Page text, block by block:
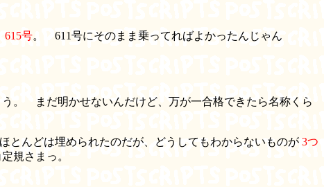
615号。 611号にそのまま乗ってればよかったんじゃん
。 まだ明かせないんだけど、万が一合格できたら名称くら
んどは埋められたのだが、どうしてもわからないものが3つ
規さまっ。